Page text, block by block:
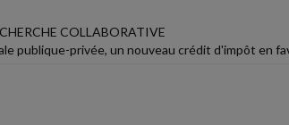
COLLABORATIVE
publique-privée, un nouveau crédit d'impôt en